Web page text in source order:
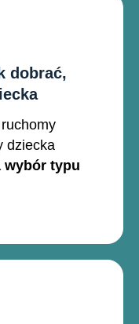
dobrać,
dziecka
wybór typu